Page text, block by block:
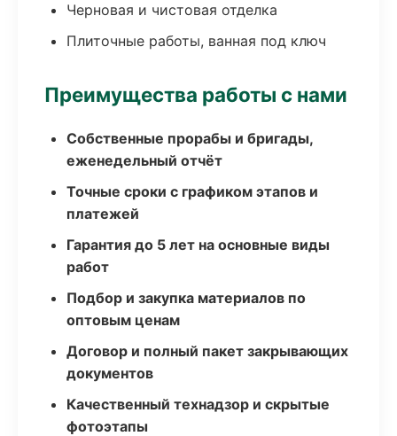
Черновая и чистовая отделка
Плиточные работы, ванная под ключ
Преимущества работы с нами
Собственные прорабы и бригады,
еженедельный отчёт
Точные сроки с графиком этапов и
платежей
Гарантия до 5 лет на основные виды
работ
Подбор и закупка материалов по
оптовым ценам
Договор и полный пакет закрывающих
документов
Качественный технадзор и скрытые
фотоэтапы